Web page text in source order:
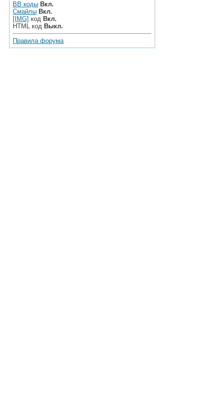
BB коды Вкл.
Смайлы Вкл.
[IMG] код Вкл.
HTML код Выкл.
Правила форума